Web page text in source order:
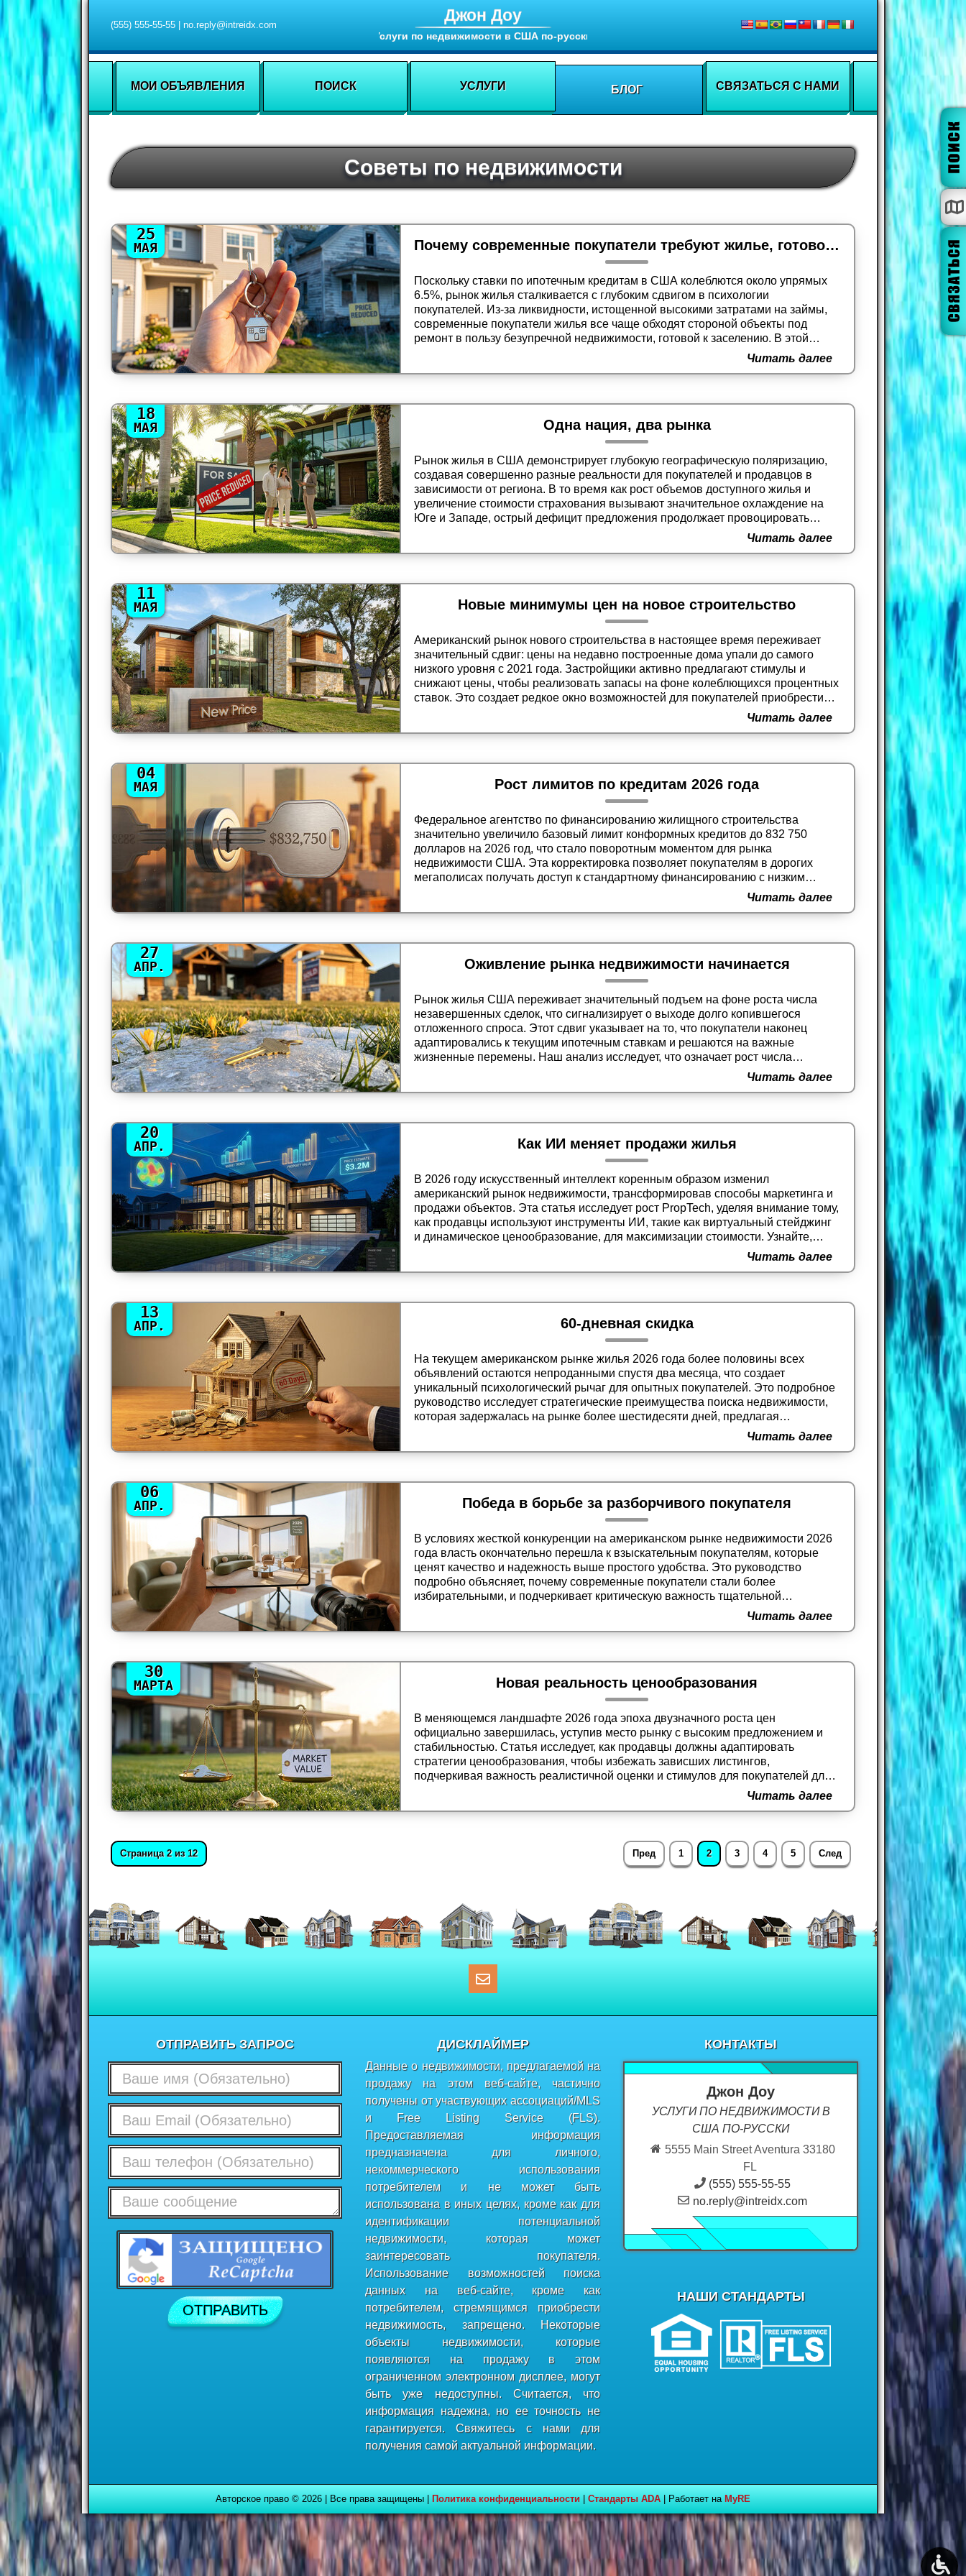
Джон Доу
Услуги по недвижимости в США по-русски
(555) 555-55-55 no.reply@intreidx.com
МОИ ОБЪЯВЛЕНИЯ ПОИСК УСЛУГИ БЛОГ СВЯЗАТЬСЯ С НАМИ
Советы по недвижимости
25
МАЯ Почему современные покупатели требуют жилье, готовое к заселению
Поскольку ставки по ипотечным кредитам в США колеблются около упрямых
6.5%, рынок жилья сталкивается с глубоким сдвигом в психологии
покупателей. Из-за ликвидности, истощенной высокими затратами на займы,
современные покупатели жилья все чаще обходят стороной объекты под
ремонт в пользу безупречной недвижимости, готовой к заселению. В этой
статье рассматривается, почему дома в формате заезжай и живи требуют
Читать далее
18
МАЯ Одна нация, два рынка
Рынок жилья в США демонстрирует глубокую географическую поляризацию,
создавая совершенно разные реальности для покупателей и продавцов в
зависимости от региона. В то время как рост объемов доступного жилья и
увеличение стоимости страхования вызывают значительное охлаждение на
Юге и Западе, острый дефицит предложения продолжает провоцировать
ожесточенные ценовые войны и рекордно высокие цены на рынках Северо-
Читать далее
11
МАЯ Новые минимумы цен на новое строительство
Американский рынок нового строительства в настоящее время переживает
значительный сдвиг: цены на недавно построенные дома упали до самого
низкого уровня с 2021 года. Застройщики активно предлагают стимулы и
снижают цены, чтобы реализовать запасы на фоне колеблющихся процентных
ставок. Это создает редкое окно возможностей для покупателей приобрести
современные дома по ценам пятилетнего минимума, обеспечив себеЧитать далее
04
МАЯ Рост лимитов по кредитам 2026 года
Федеральное агентство по финансированию жилищного строительства
значительно увеличило базовый лимит конформных кредитов до 832 750
долларов на 2026 год, что стало поворотным моментом для рынка
недвижимости США. Эта корректировка позволяет покупателям в дорогих
мегаполисах получать доступ к стандартному финансированию с низким
первоначальным взносом, эффективно преодолевая разрыв между жильем
Читать далее
27
АПР. Оживление рынка недвижимости начинается
Рынок жилья США переживает значительный подъем на фоне роста числа
незавершенных сделок, что сигнализирует о выходе долго копившегося
отложенного спроса. Этот сдвиг указывает на то, что покупатели наконец
адаптировались к текущим ипотечным ставкам и решаются на важные
жизненные перемены. Наш анализ исследует, что означает рост числа
подписанных контрактов для предложения жилья, ценообразования иЧитать далее
20
АПР. Как ИИ меняет продажи жилья
В 2026 году искусственный интеллект коренным образом изменил
американский рынок недвижимости, трансформировав способы маркетинга и
продажи объектов. Эта статья исследует рост PropTech, уделяя внимание тому,
как продавцы используют инструменты ИИ, такие как виртуальный стейджинг
и динамическое ценообразование, для максимизации стоимости. Узнайте,
почему высококачественный цифровой опыт сегодня превосходитЧитать далее
13
АПР. 60-дневная скидка
На текущем американском рынке жилья 2026 года более половины всех
объявлений остаются непроданными спустя два месяца, что создает
уникальный психологический рычаг для опытных покупателей. Это подробное
руководство исследует стратегические преимущества поиска недвижимости,
которая задержалась на рынке более шестидесяти дней, предлагая
практические методы ведения переговоров для получения значительных
Читать далее
06
АПР. Победа в борьбе за разборчивого покупателя
В условиях жесткой конкуренции на американском рынке недвижимости 2026
года власть окончательно перешла к взыскательным покупателям, которые
ценят качество и надежность выше простого удобства. Это руководство
подробно объясняет, почему современные покупатели стали более
избирательными, и подчеркивает критическую важность тщательной
подготовки дома, профессионального стейджинга и предоставленияЧитать далее
30
МАРТА Новая реальность ценообразования
В меняющемся ландшафте 2026 года эпоха двузначного роста цен
официально завершилась, уступив место рынку с высоким предложением и
стабильностью. Статья исследует, как продавцы должны адаптировать
стратегии ценообразования, чтобы избежать зависших листингов,
подчеркивая важность реалистичной оценки и стимулов для покупателей для
обеспечения успешной и своевременной продажи дома в новыхЧитать далее
Страница 2 из 12 Пред 1 2 3 4 5 След
ОТПРАВИТЬ ЗАПРОС ДИСКЛАЙМЕР
Данные о недвижимости, предлагаемой на
продажу на этом веб-сайте, частично
получены от участвующих ассоциаций/MLS
и Free Listing Service (FLS).
Предоставляемая информация
предназначена для личного,
некоммерческого использования
потребителем и не может быть
использована в иных целях, кроме как для
идентификации потенциальной
недвижимости, которая может
заинтересовать покупателя.
Использование возможностей поиска
данных на веб-сайте, кроме как
потребителем, стремящимся приобрести
недвижимость, запрещено. Некоторые
объекты недвижимости, которые
появляются на продажу в этом
ограниченном электронном дисплее, могут
быть уже недоступны. Считается, что
информация надежна, но ее точность не
гарантируется. Свяжитесь с нами для
получения самой актуальной информации.
КОНТАКТЫ
Джон Доу
УСЛУГИ ПО НЕДВИЖИМОСТИ В
США ПО-РУССКИ
5555 Main Street Aventura 33180
FL
(555) 555-55-55
no.reply@intreidx.com
НАШИ СТАНДАРТЫ
Авторское право © 2026 | Все права защищены |Политика конфиденциальности|Стандарты ADA| Работает наMyRE